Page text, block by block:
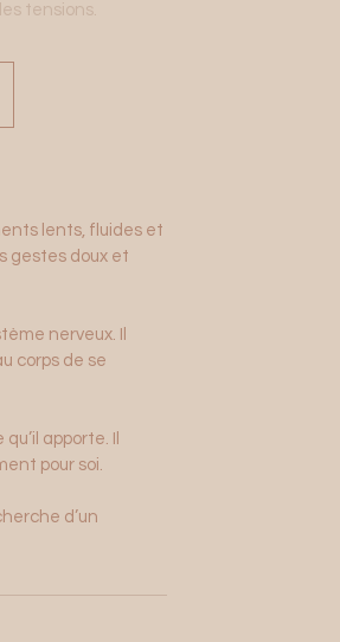
tensions.
lents, fluides et
gestes doux et
nerveux. Il
corps de se
apporte. Il
pour soi.
d’un